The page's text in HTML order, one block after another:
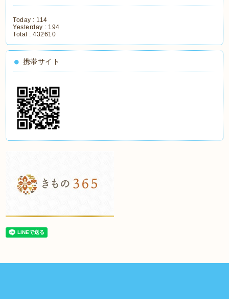
Today : 114
Yesterday : 194
Total :432610
携帯サイト